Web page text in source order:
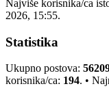
Najviše korisnika/ca
2026, 15:55.
Statistika
Ukupno postova:
korisnika/ca: 194. •